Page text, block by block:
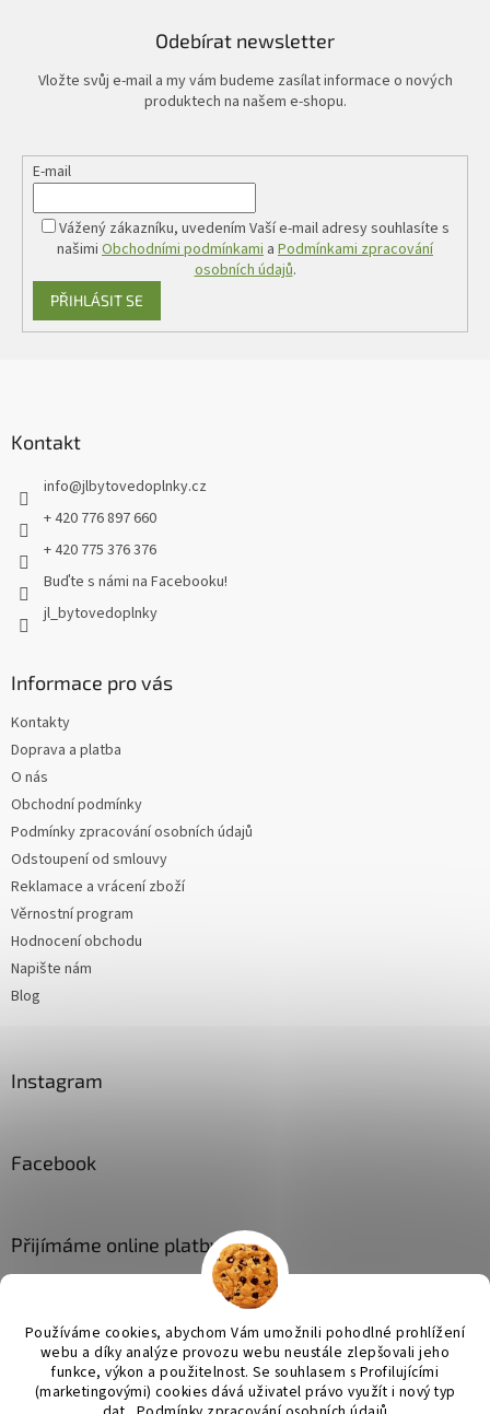
Používáme cookies, abychom Vám umožnili pohodlné prohlížení
webu a díky analýze provozu webu neustále zlepšovali jeho
funkce, výkon a použitelnost. Se souhlasem s Profilujícími
(marketingovými) cookies dává uživatel právo využít i nový typ
Odebírat newsletter
Vložte svůj e-mail a my vám budeme zasílat informace o nových
produktech na našem e-shopu.
E-mail
Vážený zákazníku, uvedením Vaší e-mail adresy souhlasíte s
našimi Obchodními podmínkami a Podmínkami zpracování
osobních údajů.
PŘIHLÁSIT SE
Kontakt
info@jlbytovedoplnky.cz
+ 420 776 897 660
+ 420 775 376 376
Buďte s námi na Facebooku!
jl_bytovedoplnky
Informace pro vás
Kontakty
Doprava a platba
O nás
Obchodní podmínky
Podmínky zpracování osobních údajů
Odstoupení od smlouvy
Reklamace a vrácení zboží
Věrnostní program
Hodnocení obchodu
Napište nám
Blog
Instagram
Facebook
Přijímáme online platby
Vytvořil Shoptet